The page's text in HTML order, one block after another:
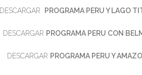
DESCARGAR PROGRAMA PERU Y LAGO
DESCARGAR PROGRAMA PERU CON
DESCARGAR PROGRAMA PERU Y